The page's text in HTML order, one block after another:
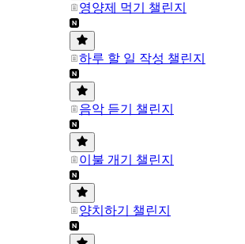
영양제 먹기 챌린지
하루 할 일 작성 챌린지
음악 듣기 챌린지
이불 개기 챌린지
양치하기 챌린지